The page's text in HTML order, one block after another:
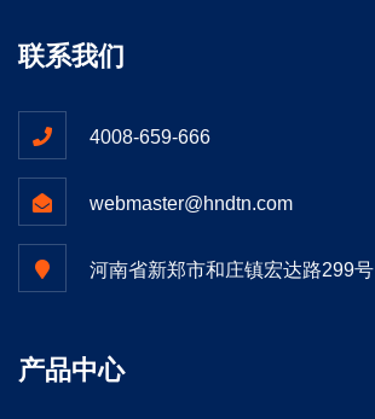
联系我们
4008-659-666
webmaster@hndtn.com
河南省新郑市和庄镇宏达路299号
产品中心